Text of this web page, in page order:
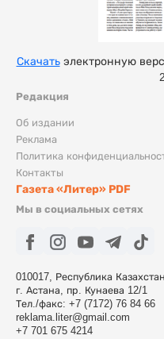
Редакция
Об издании
Реклама
Политика
Контакты
Газета «Литер» PDF
Мы в социальных сетях
010017, Республика Казахстан
г. Астана, пр. Кунаева 12/1
Тел./факс: +7 (7172) 76 84 66
reklama.liter@gmail.com
+7 701 675 4214
Скачатьэлектронную